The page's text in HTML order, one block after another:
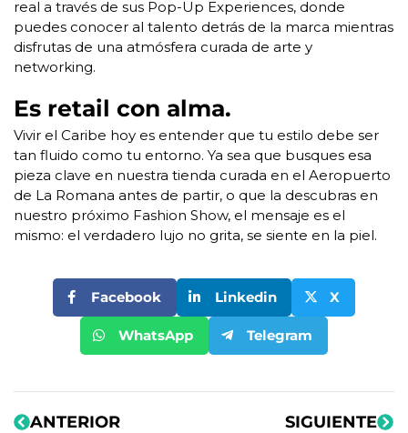
real a través de sus Pop-Up Experiences, donde
puedes conocer al talento detrás de la marca mientras
disfrutas de una atmósfera curada de arte y
networking.
Es retail con alma.
Vivir el Caribe hoy es entender que tu estilo debe ser
tan fluido como tu entorno. Ya sea que busques esa
pieza clave en nuestra tienda curada en el Aeropuerto
de La Romana antes de partir, o que la descubras en
nuestro próximo Fashion Show, el mensaje es el
mismo: el verdadero lujo no grita, se siente en la piel.
Facebook Linkedin X
WhatsApp Telegram
ANTERIOR SIGUIENTE